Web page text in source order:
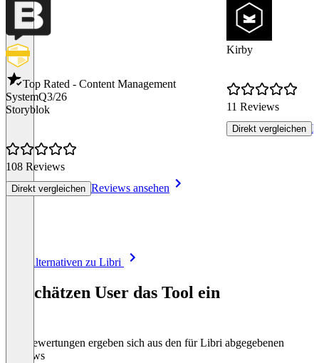
Top Rated - Content Management
SystemQ3/26
Storyblok
108 Reviews
Direkt vergleichen Reviews ansehen
Kirby
11 Reviews
Direkt vergleichen
Alle Alternativen zu Libri
So schätzen User das Tool ein
Die Bewertungen ergeben sich aus den für Libri abgegebenen
Reviews